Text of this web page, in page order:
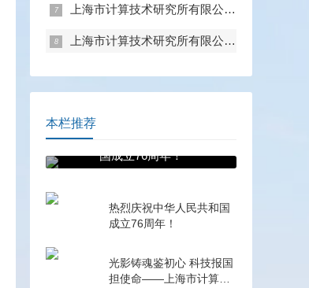
上海市计算技术研究所有限公司召开中心组学习（扩大）会——专题学习内控管理
上海市计算技术研究所有限公司召开中心组学习（扩大）会——专题学习数据流通与数据合规 数据产权与公共数据授权运营
本栏推荐
热烈庆祝中华人民共和
国成立76周年！
热烈庆祝中华人民共和国
成立76周年！
光影铸魂鉴初心 科技报国
担使命——上海市计算技